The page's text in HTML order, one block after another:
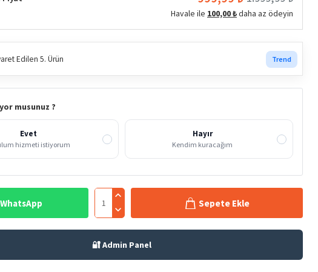
Havale ile 100,00 ₺daha az ödeyin
Edilen 5. Ürün Trend
musunuz ?
Evet
hizmeti istiyorum
Hayır
Kendim kuracağım
WhatsApp Sepete Ekle
🔐 Admin Panel